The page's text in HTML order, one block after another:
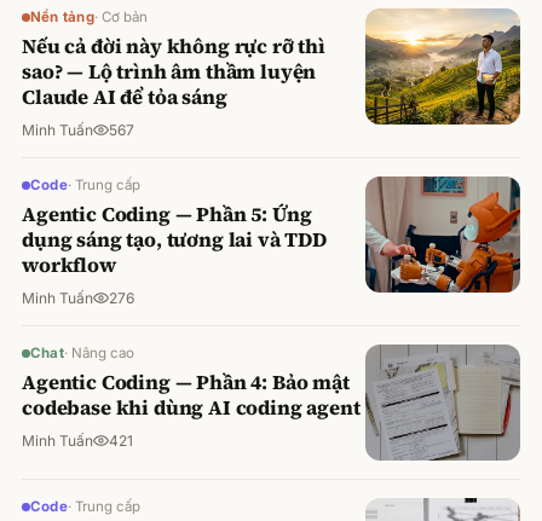
Nền tảng· Cơ bản
Nếu cả đời này không rực rỡ thì
sao? — Lộ trình âm thầm luyện
Claude AI để tỏa sáng
Minh Tuấn 567
Code· Trung cấp
Agentic Coding — Phần 5: Ứng
dụng sáng tạo, tương lai và TDD
workflow
Minh Tuấn 276
Chat· Nâng cao
Agentic Coding — Phần 4: Bảo mật
codebase khi dùng AI coding agent
Minh Tuấn 421
Code· Trung cấp